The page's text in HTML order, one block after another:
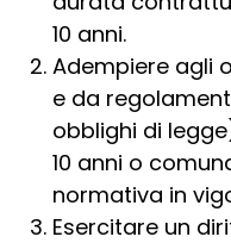
10 anni.
Adempiere agli
e da
obblighi di
10 anni o
normativa in
Esercitare un